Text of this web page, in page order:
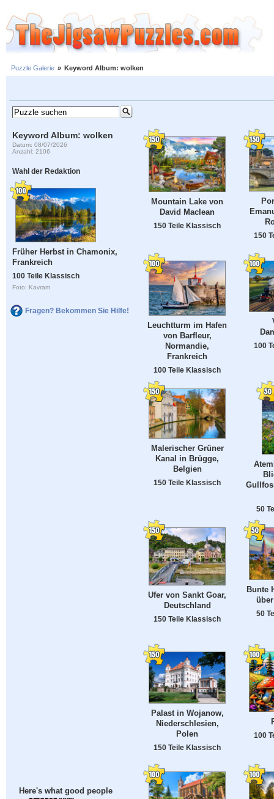
Puzzle Galerie » Keyword Album: wolken
Keyword Album: wolken
Datum: 08/07/2026
Anzahl: 2106
Wahl der Redaktion
Früher Herbst in Chamonix,
Frankreich
100 Teile Klassisch
Foto: Kavram
Fragen? Bekommen Sie Hilfe!
Here's what good people
Mountain Lake von
David Maclean
150 Teile Klassisch
150
Leuchtturm im Hafen
von Barfleur,
Normandie,
Frankreich
100 Teile Klassisch
100
Malerischer Grüner
Kanal in Brügge,
Belgien
150 Teile Klassisch
50
Ufer von Sankt Goar,
Deutschland
150 Teile Klassisch
Bunte
50
Palast in Wojanow,
Niederschlesien,
Polen
150 Teile Klassisch
100